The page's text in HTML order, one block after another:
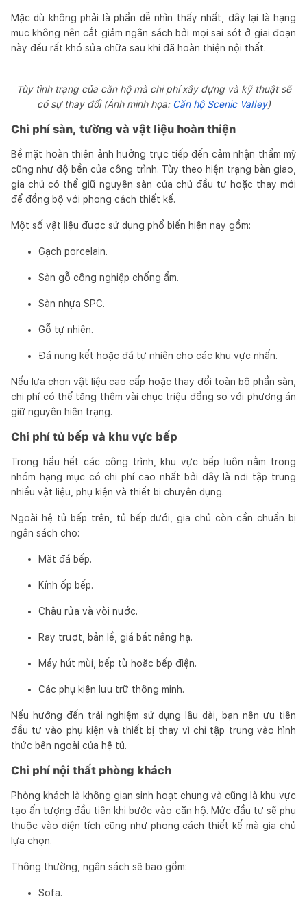
Mặc dù không phải là phần dễ nhìn thấy nhất, đây lại là hạng
mục không nên cắt giảm ngân sách bởi mọi sai sót ở giai đoạn
này đều rất khó sửa chữa sau khi đã hoàn thiện nội thất.
Tùy tình trạng của căn hộ mà chi phí xây dựng và kỹ thuật sẽ
có sự thay đổi (Ảnh minh họa: Căn hộ Scenic Valley)
Chi phí sàn, tường và vật liệu hoàn thiện
Bề mặt hoàn thiện ảnh hưởng trực tiếp đến cảm nhận thẩm mỹ
cũng như độ bền của công trình. Tùy theo hiện trạng bàn giao,
gia chủ có thể giữ nguyên sàn của chủ đầu tư hoặc thay mới
để đồng bộ với phong cách thiết kế.
Một số vật liệu được sử dụng phổ biến hiện nay gồm:
Gạch porcelain.
Sàn gỗ công nghiệp chống ẩm.
Sàn nhựa SPC.
Gỗ tự nhiên.
Đá nung kết hoặc đá tự nhiên cho các khu vực nhấn.
Nếu lựa chọn vật liệu cao cấp hoặc thay đổi toàn bộ phần sàn,
chi phí có thể tăng thêm vài chục triệu đồng so với phương án
giữ nguyên hiện trạng.
Chi phí tủ bếp và khu vực bếp
Trong hầu hết các công trình, khu vực bếp luôn nằm trong
nhóm hạng mục có chi phí cao nhất bởi đây là nơi tập trung
nhiều vật liệu, phụ kiện và thiết bị chuyên dụng.
Ngoài hệ tủ bếp trên, tủ bếp dưới, gia chủ còn cần chuẩn bị
ngân sách cho:
Mặt đá bếp.
Kính ốp bếp.
Chậu rửa và vòi nước.
Ray trượt, bản lề, giá bát nâng hạ.
Máy hút mùi, bếp từ hoặc bếp điện.
Các phụ kiện lưu trữ thông minh.
Nếu hướng đến trải nghiệm sử dụng lâu dài, bạn nên ưu tiên
đầu tư vào phụ kiện và thiết bị thay vì chỉ tập trung vào hình
thức bên ngoài của hệ tủ.
Chi phí nội thất phòng khách
Phòng khách là không gian sinh hoạt chung và cũng là khu vực
tạo ấn tượng đầu tiên khi bước vào căn hộ. Mức đầu tư sẽ phụ
thuộc vào diện tích cũng như phong cách thiết kế mà gia chủ
lựa chọn.
Thông thường, ngân sách sẽ bao gồm:
Sofa.